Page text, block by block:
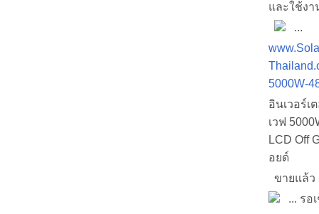
และใช้งา
...
5000W-
อินเวอร์เ
เวฟ
LCD Off
อยด์
ขายแล้
... รอ